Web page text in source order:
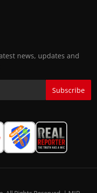
news, updates and
Subscribe